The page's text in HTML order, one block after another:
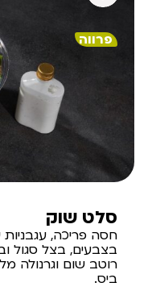
פרווה
סלט שוק
חסה פריכה,
בצבעים, בצל סגול
רוטב שום וגרנולה
ביס.